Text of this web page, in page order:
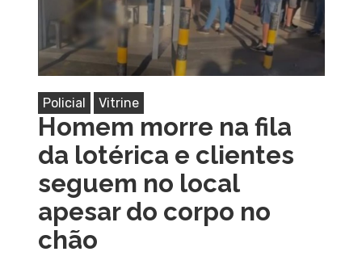
Policial Vitrine
Homem morre na fila
da lotérica e clientes
seguem no local
apesar do corpo no
chão